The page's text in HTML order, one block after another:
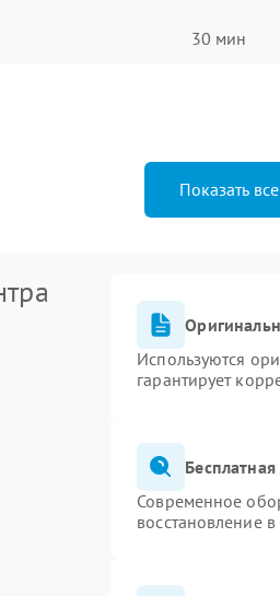
30 мин
Показать
Используются
гарантирует
Современное
восстановление